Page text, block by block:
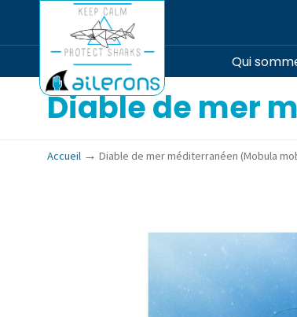
Qui
Diable de mer
Accueil →Diable de mer méditerranéen (Mobula